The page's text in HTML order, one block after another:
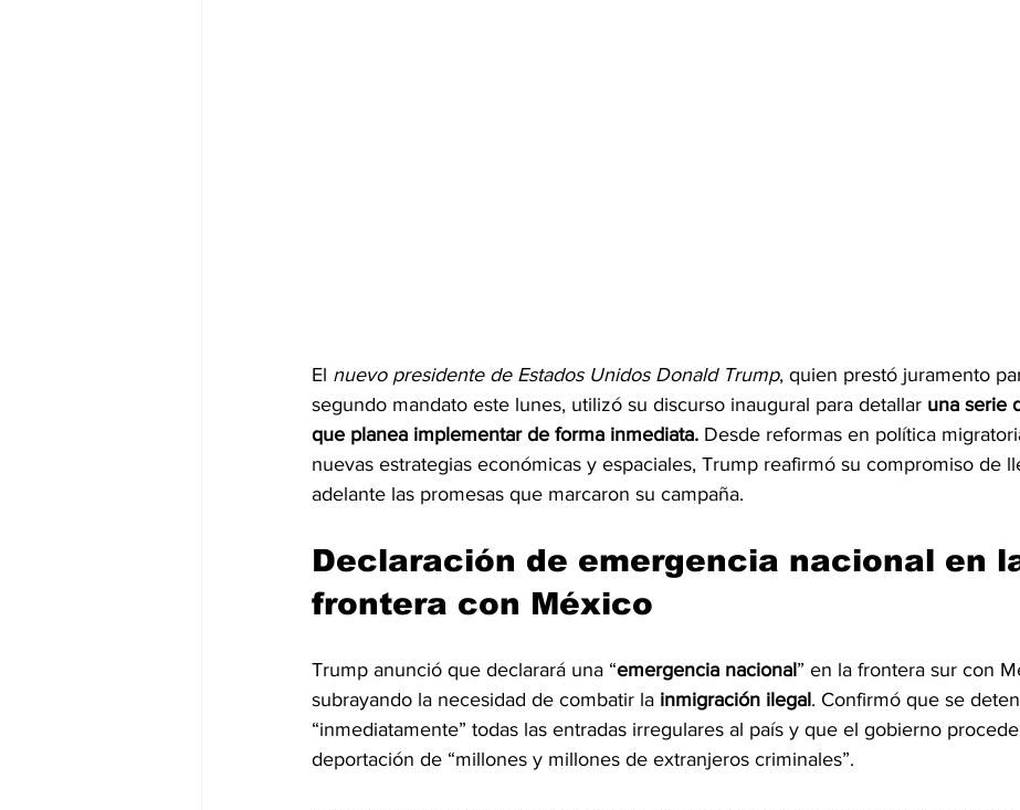
El nuevo presidente de Estados Unidos Donald Trump, quien prestó juramento
segundo mandato este lunes, utilizó su discurso inaugural para detallar una serie
que planea implementar de forma inmediata. Desde reformas en política
nuevas estrategias económicas y espaciales, Trump reafirmó su compromiso de
adelante las promesas que marcaron su campaña.
Declaración de emergencia nacional en
frontera con México
Trump anunció que declarará una “emergencia nacional” en la frontera sur con
subrayando la necesidad de combatir la inmigración ilegal. Confirmó que se
“inmediatamente” todas las entradas irregulares al país y que el gobierno
deportación de “millones y millones de extranjeros criminales”.